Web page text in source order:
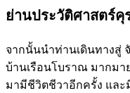
ย่านประวัติศาสตร์คุ
จากนั้นนำท่านเดินทางสู่
บ้านเรือนโบราณ มากม
มามีชีวิตชีวาอีกครั้ง และ